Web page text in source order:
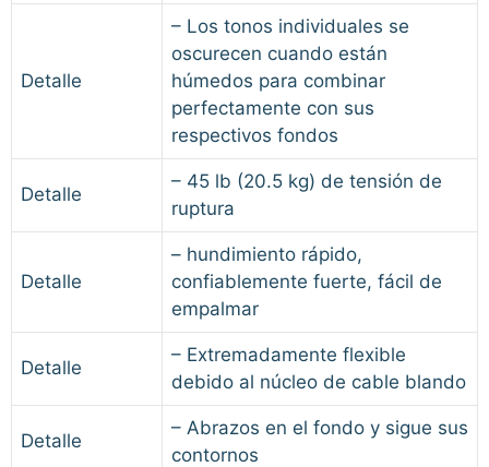
Detalle
– Los tonos individuales se
oscurecen cuando están
húmedos para combinar
perfectamente con sus
respectivos fondos
Detalle
– 45 lb (20.5 kg) de tensión de
ruptura
Detalle
– hundimiento rápido,
confiablemente fuerte, fácil de
empalmar
Detalle
– Extremadamente flexible
debido al núcleo de cable blando
Detalle
– Abrazos en el fondo y sigue sus
contornos